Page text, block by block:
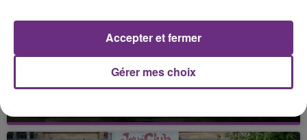
LA CENTRALE NUCLÉAIRE DE CHOOZ
Cela fait déjà une semaine que la centrale
nucléaire ardennaise est à l'arrêt. Une situation
Gérer mes choix
Accepter et fermer